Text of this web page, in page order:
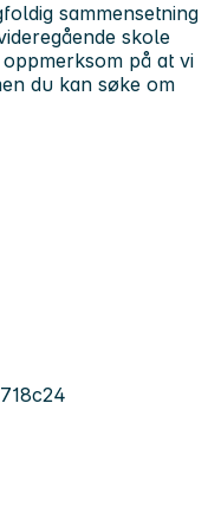
sammensetning
skole
på at vi
du kan søke om